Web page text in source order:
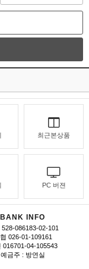
최근본상품
PC 버젼
BANK INFO
528-086183-02-101
026-01-109161
016701-04-105543
예금주 : 방연실